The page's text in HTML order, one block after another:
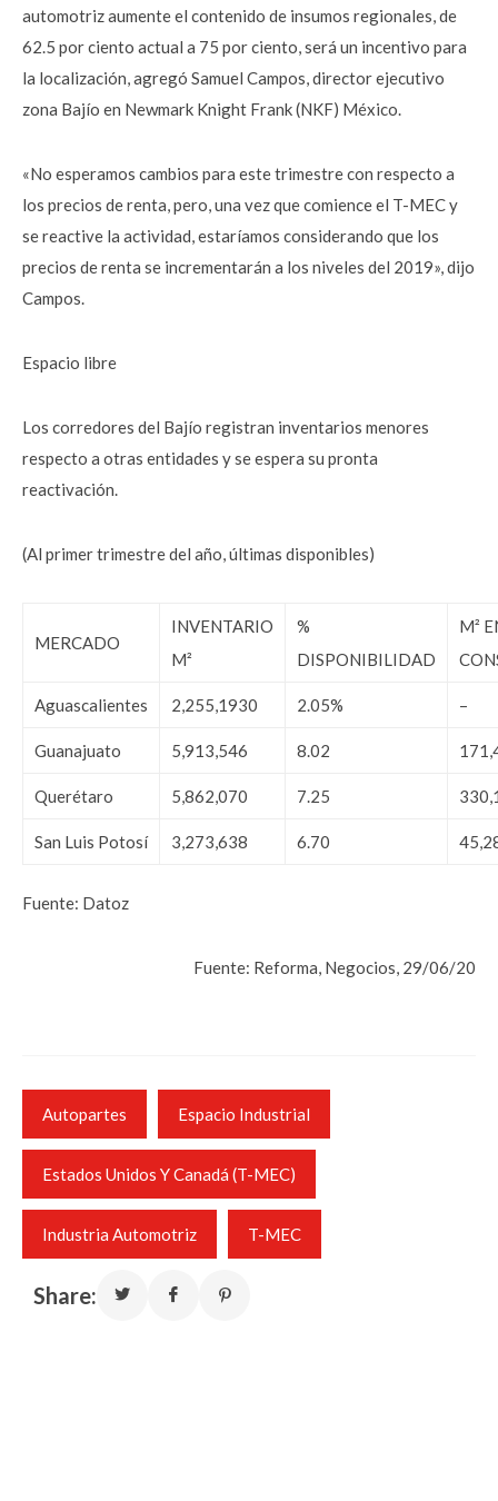
automotriz aumente el contenido de insumos regionales, de
62.5 por ciento actual a 75 por ciento, será un incentivo para
la localización, agregó Samuel Campos, director ejecutivo
zona Bajío en Newmark Knight Frank (NKF) México.
«No esperamos cambios para este trimestre con respecto a
los precios de renta, pero, una vez que comience el T-MEC y
se reactive la actividad, estaríamos considerando que los
precios de renta se incrementarán a los niveles del 2019», dijo
Campos.
Espacio libre
Los corredores del Bajío registran inventarios menores
respecto a otras entidades y se espera su pronta
reactivación.
(Al primer trimestre del año, últimas disponibles)
MERCADO
INVENTARIO
M²
%
DISPONIBILIDAD
M²
Aguascalientes 2,255,1930 2.05% –
Guanajuato 5,913,546 8.02
Querétaro 5,862,070 7.25
San Luis Potosí 3,273,638 6.70
Fuente: Datoz
Fuente: Reforma, Negocios, 29/06/20
Autopartes Espacio Industrial
Estados Unidos Y Canadá (T-MEC)
Industria Automotriz T-MEC
Share: